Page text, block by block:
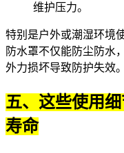
维护压力。
特别是户外或潮湿环境
防水罩不仅能防尘防水
外力损坏导致防护失效。
五、这些使用
寿命